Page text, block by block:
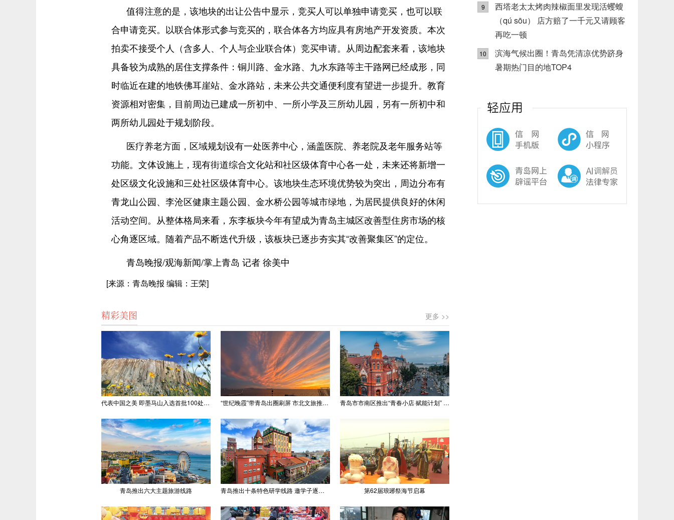
值得注意的是，该地块的出让公告中显示，竞买人可以单独申请竞买，也可以联
合申请竞买。以联合体形式参与竞买的，联合体各方均应具有房地产开发资质。本次
拍卖不接受个人（含多人、个人与企业联合体）竞买申请。从周边配套来看，该地块
具备较为成熟的居住支撑条件：铜川路、金水路、九水东路等主干路网已经成形，同
时临近在建的地铁佛耳崖站、金水路站，未来公共交通便利度有望进一步提升。教育
资源相对密集，目前周边已建成一所初中、一所小学及三所幼儿园，另有一所初中和
两所幼儿园处于规划阶段。
医疗养老方面，区域规划设有一处医养中心，涵盖医院、养老院及老年服务站等
功能。文体设施上，现有街道综合文化站和社区级体育中心各一处，未来还将新增一
处区级文化设施和三处社区级体育中心。该地块生态环境优势较为突出，周边分布有
青龙山公园、李沧区健康主题公园、金水桥公园等城市绿地，为居民提供良好的休闲
活动空间。从整体格局来看，东李板块今年有望成为青岛主城区改善型住房市场的核
心角逐区域。随着产品不断迭代升级，该板块已逐步夯实其“改善聚集区”的定位。
青岛晚报/观海新闻/掌上青岛 记者 徐美中
[来源：青岛晚报 编辑：王荣]
精彩美图 更多 >>
代表中国之美 即墨马山入选首批100处“美丽中国打卡点” “世纪晚霞”带青岛出圈刷屏 市北文旅推出精品线路 青岛市市南区推出“青春小店·赋能计划” 聚满青岛温情
青岛推出六大主题旅游线路 青岛推出十条特色研学线路 邀学子逐梦深蓝探知山海 第62届琅琊祭海节启幕
9
西塔老太太烤肉辣椒面里发现活蠼螋
（qú sōu） 店方赔了一千元又请顾客
再吃一顿
10
滨海气候出圈！青岛凭清凉优势跻身
暑期热门目的地TOP4